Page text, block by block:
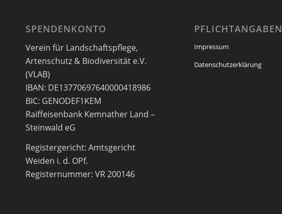
SPENDENKONTO
Verein für Landschaftspflege,
Artenschutz & Biodiversität e.V.
(VLAB)
IBAN: DE13770697640000418986
BIC: GENODEF1KEM
Raiffeisenbank Kemnather Land –
Steinwald eG
Registergericht: Amtsgericht
Weiden i. d. OPf.
Registernummer: VR 200146
PFLICHTANGABEN
Impressum
Datenschutzerklärung